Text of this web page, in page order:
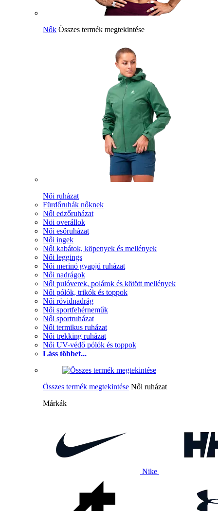
Nők Összes termék megtekintése
Női ruházat
Fürdőruhák nőknek
Női edzőruházat
Nöi overállok
Női esőruházat
Női ingek
Női kabátok, köpenyek és mellények
Női leggings
Női merinó gyapjú ruházat
Női nadrágok
Női pulóverek, polárok és kötött mellények
Női pólók, trikók és toppok
Női rövidnadrág
Női sportfehérneműk
Női sportruházat
Női termikus ruházat
Női trekking ruházat
Női UV-védő pólók és toppok
Láss többet...
Összes termék megtekintése Női ruházat
Márkák
Nike